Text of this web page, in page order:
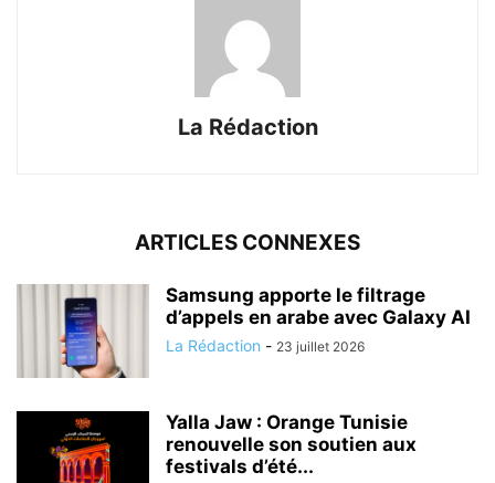
La Rédaction
ARTICLES CONNEXES
Samsung apporte le filtrage
d’appels en arabe avec Galaxy AI
La Rédaction - 23 juillet 2026
Yalla Jaw : Orange Tunisie
renouvelle son soutien aux
festivals d’été...